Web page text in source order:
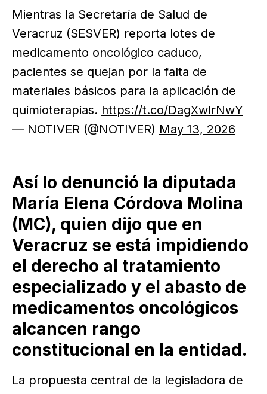
Mientras la Secretaría de Salud de
Veracruz (SESVER) reporta lotes de
medicamento oncológico caduco,
pacientes se quejan por la falta de
materiales básicos para la aplicación de
quimioterapias. https://t.co/DagXwlrNwY
— NOTIVER (@NOTIVER) May 13, 2026
Así lo denunció la diputada
María Elena Córdova Molina
(MC), quien dijo que en
Veracruz se está impidiendo
el derecho al tratamiento
especializado y el abasto de
medicamentos oncológicos
alcancen rango
constitucional en la entidad.
La propuesta central de la legisladora de